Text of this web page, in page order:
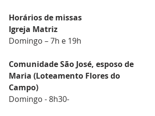
Horários de missas
Igreja Matriz
Domingo – 7h e 19h
Comunidade São José, esposo de
Maria (Loteamento Flores do
Campo)
Domingo - 8h30-